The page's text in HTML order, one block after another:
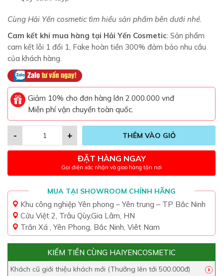
Cùng Hải Yến cosmetic tìm hiểu sản phẩm bên dưới nhé.
Cam kết khi mua hàng tại Hải Yến Cosmetic: Sản phẩm
cam kết lỗi 1 đổi 1, Fake hoàn tiền 300% đảm bảo nhu cầu
của khách hàng.
Giảm 10% cho đơn hàng lớn 2.000.000 vnđ
Miễn phí vận chuyển toàn quốc.
+
- THÊM VÀO GIỎ
ĐẶT HÀNG NGAY
Gọi điện xác nhận và giao hàng tận nơi
MUA TẠI SHOWROOM CHÍNH HÃNG
Khu công nghiệp Yên phong – Yên trung – TP Bắc Ninh
Cửu Việt 2, Trâu Qùy,Gia Lâm, HN
Trần Xá , Yên Phong, Bắc Ninh, Viêt Nam
KIẾM TIỀN CÙNG HAIYENCOSMETIC
Khách cũ giới thiệu khách mới (Thưởng lên tới 500.000đ)